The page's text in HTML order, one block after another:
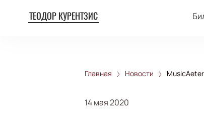
ТЕОДОР КУРЕНТЗИС
Главная Новости
14 мая 2020